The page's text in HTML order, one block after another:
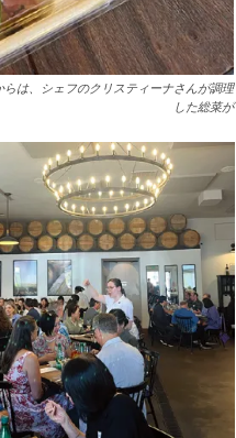
らは、シェフのクリスティーナさんが調理
した総菜が